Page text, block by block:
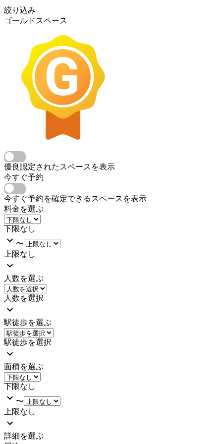
絞り込み
ゴールドスペース
優良認定されたスペースを表示
今すぐ予約
今すぐ予約を確定できるスペースを表示
料金を選ぶ
下限なし
〜
上限なし
人数を選ぶ
人数を選択
駅徒歩を選ぶ
駅徒歩を選択
面積を選ぶ
下限なし
〜
上限なし
詳細を選ぶ